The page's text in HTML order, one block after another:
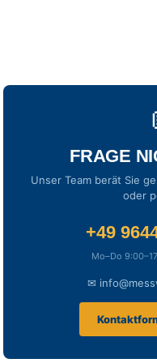
FRAGE
Unser Team berät Sie
oder
+49
Mo–Do
✉